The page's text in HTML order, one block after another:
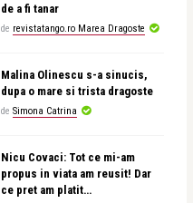
de a fi tanar
de revistatango.ro Marea Dragoste
Malina Olinescu s-a sinucis,
dupa o mare si trista dragoste
de Simona Catrina
Nicu Covaci: Tot ce mi-am
propus in viata am reusit! Dar
ce pret am platit…